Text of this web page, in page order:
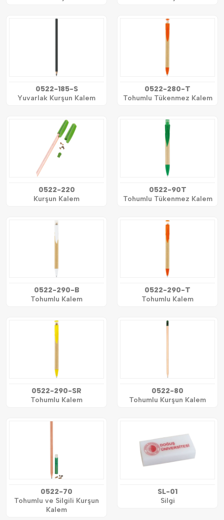
0522-185-S
Yuvarlak Kurşun Kalem
0522-280-T
Tohumlu Tükenmez Kalem
0522-220
Kurşun Kalem
0522-90T
Tohumlu Tükenmez Kalem
0522-290-B
Tohumlu Kalem
0522-290-T
Tohumlu Kalem
0522-290-SR
Tohumlu Kalem
0522-80
Tohumlu Kurşun Kalem
0522-70
Tohumlu ve Silgili Kurşun
Kalem
SL-01
Silgi